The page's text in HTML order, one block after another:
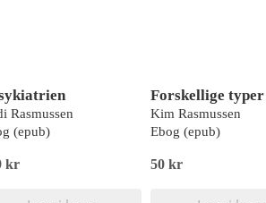
Rasmussen
(epub)
kr
Kim Rasmussen
Ebog (epub)
50 kr